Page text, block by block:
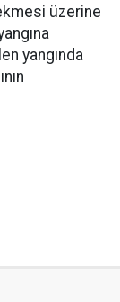
üzerine
yangında